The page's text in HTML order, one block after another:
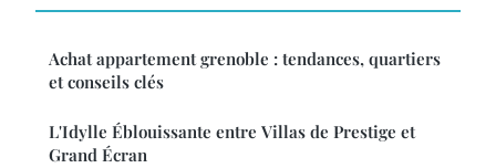
Achat appartement grenoble : tendances, quartiers
et conseils clés
L'Idylle Éblouissante entre Villas de Prestige et
Grand Écran